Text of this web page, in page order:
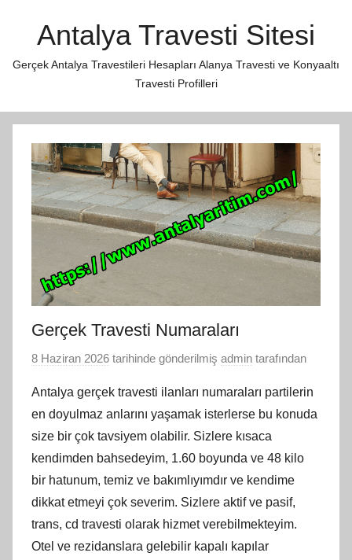
Antalya Travesti Sitesi
Gerçek Antalya Travestileri Hesapları Alanya Travesti ve Konyaaltı
Travesti Profilleri
Gerçek Travesti Numaraları
8 Haziran 2026 tarihinde gönderilmiş admin tarafından
Antalya gerçek travesti ilanları numaraları partilerin
en doyulmaz anlarını yaşamak isterlerse bu konuda
size bir çok tavsiyem olabilir. Sizlere kısaca
kendimden bahsedeyim, 1.60 boyunda ve 48 kilo
bir hatunum, temiz ve bakımlıyımdır ve kendime
dikkat etmeyi çok severim. Sizlere aktif ve pasif,
trans, cd travesti olarak hizmet verebilmekteyim.
Otel ve rezidanslara gelebilir kapalı kapılar